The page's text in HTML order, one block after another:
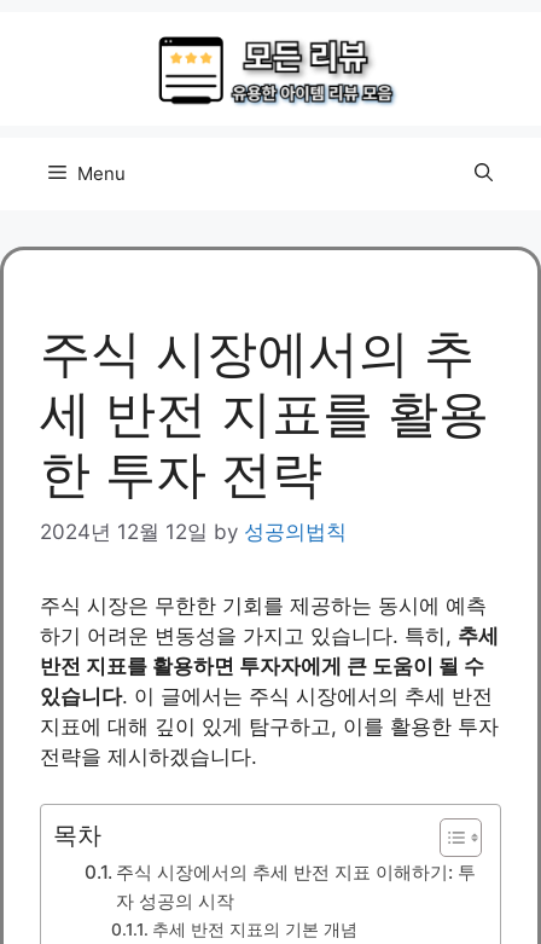
Menu
주식 시장에서의 추
세 반전 지표를 활용
한 투자 전략
2024년 12월 12일 by 성공의법칙
주식 시장은 무한한 기회를 제공하는 동시에 예측
하기 어려운 변동성을 가지고 있습니다. 특히, 추세
반전 지표를 활용하면 투자자에게 큰 도움이 될 수
있습니다. 이 글에서는 주식 시장에서의 추세 반전
지표에 대해 깊이 있게 탐구하고, 이를 활용한 투자
전략을 제시하겠습니다.
목차
주식 시장에서의 추세 반전 지표 이해하기: 투
자 성공의 시작
추세 반전 지표의 기본 개념